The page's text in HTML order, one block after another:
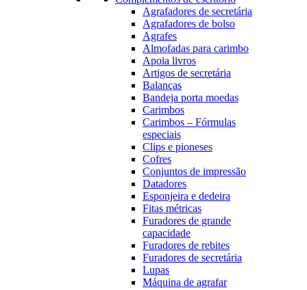
Agrafadores de secretária
Agrafadores de bolso
Agrafes
Almofadas para carimbo
Apoia livros
Artigos de secretária
Balanças
Bandeja porta moedas
Carimbos
Carimbos – Fórmulas
especiais
Clips e pioneses
Cofres
Conjuntos de impressão
Datadores
Esponjeira e dedeira
Fitas métricas
Furadores de grande
capacidade
Furadores de rebites
Furadores de secretária
Lupas
Máquina de agrafar